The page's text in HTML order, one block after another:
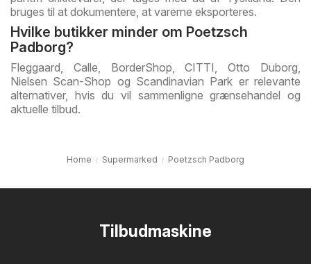
bruges til at dokumentere, at varerne eksporteres.
Hvilke butikker minder om Poetzsch
Padborg?
Fleggaard, Calle, BorderShop, CITTI, Otto Duborg,
Nielsen Scan-Shop og Scandinavian Park er relevante
alternativer, hvis du vil sammenligne grænsehandel og
aktuelle tilbud.
Home Supermarked Poetzsch Padborg
Tilbudmaskine